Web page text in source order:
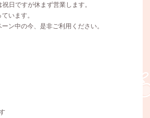
日ですが休まず営業します。
います。
ン中の今、是非ご利用ください。